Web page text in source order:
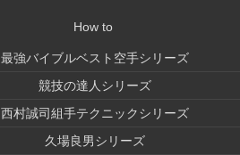
How to
最強バイブルベスト空手シリーズ
競技の達人シリーズ
西村誠司組手テクニックシリーズ
久場良男シリーズ